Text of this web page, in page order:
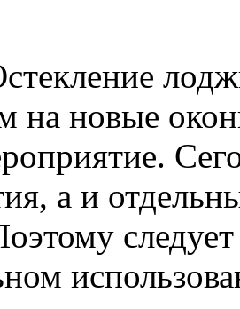
на новые
а и